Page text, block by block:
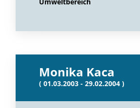
Monika Kaca
( 01.03.2003 - 29.02.2004 )